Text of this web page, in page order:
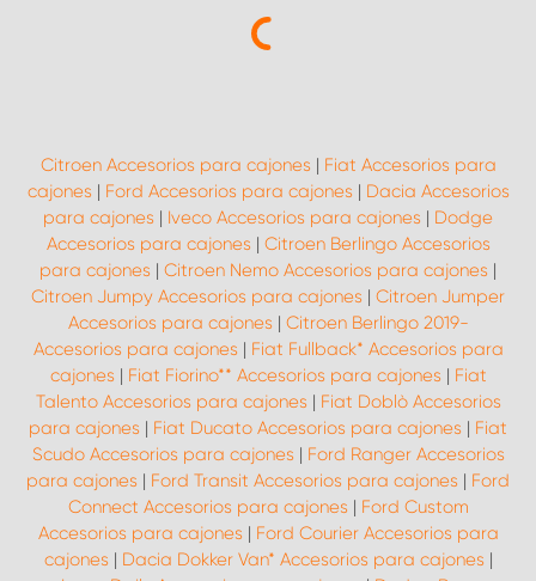
Citroen Accesorios para cajones | Fiat Accesorios para
cajones | Ford Accesorios para cajones | Dacia Accesorios
para cajones | Iveco Accesorios para cajones | Dodge
Accesorios para cajones | Citroen Berlingo Accesorios
para cajones | Citroen Nemo Accesorios para cajones |
Citroen Jumpy Accesorios para cajones | Citroen Jumper
Accesorios para cajones | Citroen Berlingo 2019-
Accesorios para cajones | Fiat Fullback* Accesorios para
cajones | Fiat Fiorino** Accesorios para cajones | Fiat
Talento Accesorios para cajones | Fiat Doblò Accesorios
para cajones | Fiat Ducato Accesorios para cajones | Fiat
Scudo Accesorios para cajones | Ford Ranger Accesorios
para cajones | Ford Transit Accesorios para cajones | Ford
Connect Accesorios para cajones | Ford Custom
Accesorios para cajones | Ford Courier Accesorios para
cajones | Dacia Dokker Van* Accesorios para cajones |